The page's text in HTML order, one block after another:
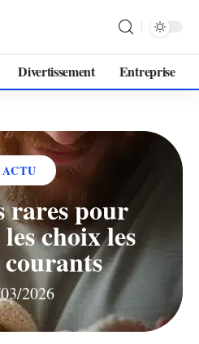
Divertissement Entreprise
ACTU
rares pour
choix les
2026